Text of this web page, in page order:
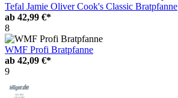
Tefal Jamie Oliver Cook's Classic Bratpfanne
ab 42,99 €*
8
WMF Profi Bratpfanne
ab 42,09 €*
9